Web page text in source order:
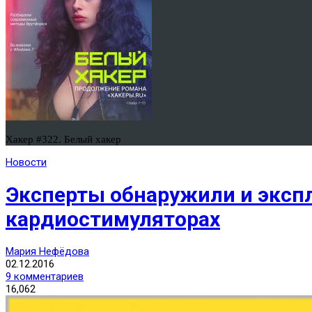
Хакер #322. Белый хакер
Новости
Эксперты обнаружили и
кардиостимуляторах
Мария Нефёдова
02.12.2016
9 комментариев
16,062